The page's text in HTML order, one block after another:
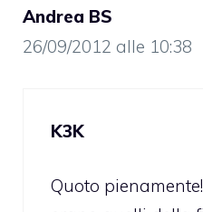
Andrea BS
26/09/2012 alle 10:38
K3K
Quoto